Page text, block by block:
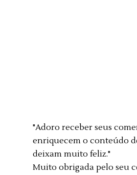
"Adoro receber seus
enriquecem o conteúdo
deixam muito feliz."
Muito obrigada pelo seu